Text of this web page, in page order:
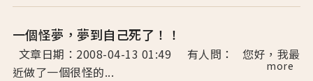
一個怪夢，夢到自己死了！！
文章日期：2008-04-13 01:49 有人問： 您好，我最
近做了一個很怪的...
more